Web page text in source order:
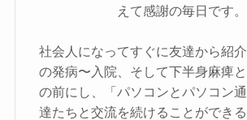
えて感謝の毎日です。
社会人になってすぐに友達から紹
の発病〜入院、そして下半身麻痺
の前にし、「パソコンとパソコン
達たちと交流を続けることができ